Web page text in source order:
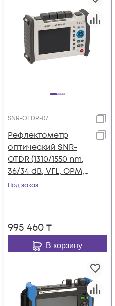
SNR-OTDR-07
Рефлектометр
оптический SNR-
OTDR (1310/1550 nm,
36/34 dB, VFL, OPM,
OLS)
Под заказ
995 460₸
В корзину